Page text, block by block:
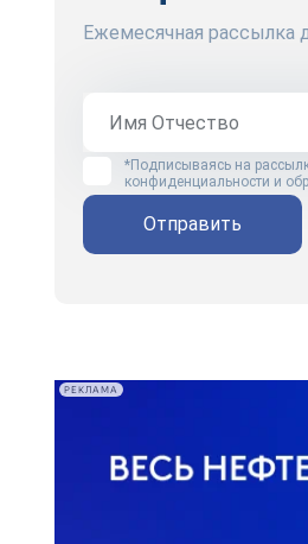
Ежемесячная рассылка
*Подписываясь на
конфиденциальности и
Отправить
РЕКЛАМА